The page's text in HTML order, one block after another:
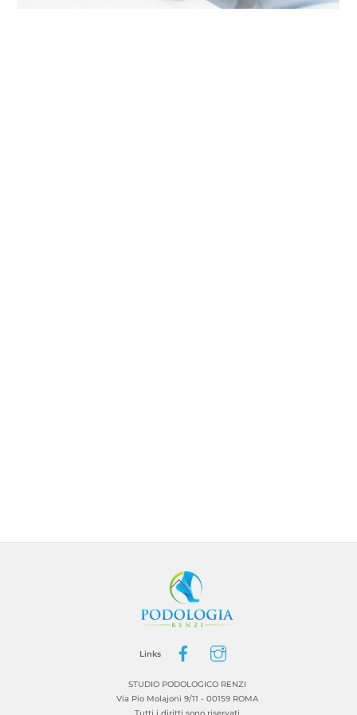
BACK
TO
TOP
Links
STUDIO PODOLOGICO RENZI
Via Pio Molajoni 9/11 - 00159 ROMA